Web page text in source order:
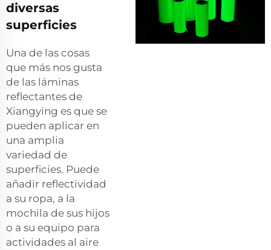
diversas
superficies
Una de las cosas
que más nos gusta
de las láminas
reflectantes de
Xiangying es que se
pueden aplicar en
una amplia
variedad de
superficies. Puede
añadir reflectividad
a su ropa, a la
mochila de sus hijos
o a su equipo para
actividades al aire